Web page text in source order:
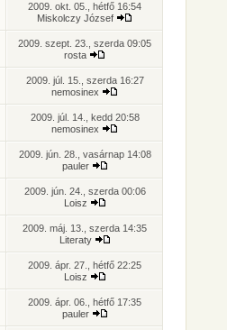
2009. okt. 05., hétfő 16:54
Miskolczy József
2009. szept. 23., szerda 09:05
rosta
2009. júl. 15., szerda 16:27
nemosinex
2009. júl. 14., kedd 20:58
nemosinex
2009. jún. 28., vasárnap 14:08
pauler
2009. jún. 24., szerda 00:06
Loisz
2009. máj. 13., szerda 14:35
Literaty
2009. ápr. 27., hétfő 22:25
Loisz
2009. ápr. 06., hétfő 17:35
pauler